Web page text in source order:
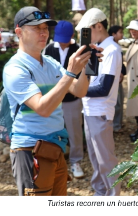
Turistas recorren un